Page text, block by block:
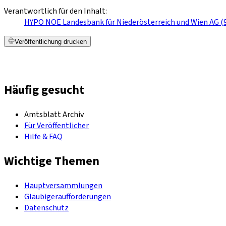
Verantwortlich für den Inhalt:
HYPO NOE Landesbank für Niederösterreich und Wien AG
Veröffentlichung drucken
Häufig gesucht
Amtsblatt Archiv
Für Veröffentlicher
Hilfe & FAQ
Wichtige Themen
Hauptversammlungen
Gläubigeraufforderungen
Datenschutz